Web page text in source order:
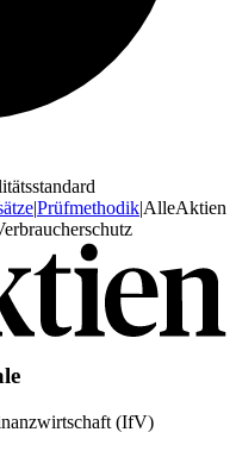
|Prüfmethodik|AlleAktien
(IfV)